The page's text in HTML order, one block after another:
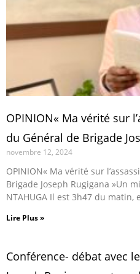
OPINION« Ma vérité sur
du Général de Brigade
novembre 12, 2024
OPINION« Ma vérité sur
Brigade Joseph Rugigana »Un
NTAHUGA Il est 3h47 du matin,
Lire Plus »
Conférence- débat avec